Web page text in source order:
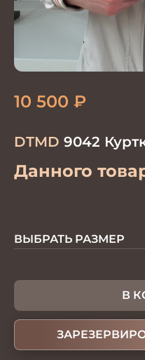
DTMD 9042
Данного
10 500 ₽
ВЫБРАТЬ РАЗМЕР
В